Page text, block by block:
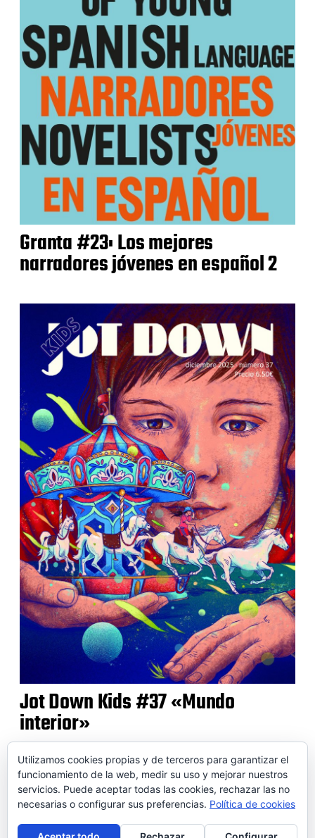
Granta #23: Los mejores
narradores jóvenes en español 2
Jot Down Kids #37 «Mundo
interior»
© 2026 SOIDEM
Utilizamos cookies propias y de terceros para garantizar el
funcionamiento de la web, medir su uso y mejorar nuestros
servicios. Puede aceptar todas las cookies, rechazar las no
necesarias o configurar sus preferencias. Política de cookies